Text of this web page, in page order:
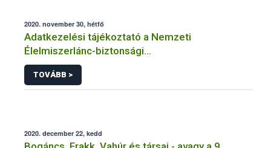
2020. november 30, hétfő
Adatkezelési tájékoztató a Nemzeti
Élelmiszerlánc-biztonsági
Hivatal tevékenységéhez kötődő érintetti jogok
gyakorlásával összefüggő adatkezeléseihez
TOVÁBB >
2020. december 22, kedd